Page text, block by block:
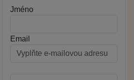
Jméno
Email